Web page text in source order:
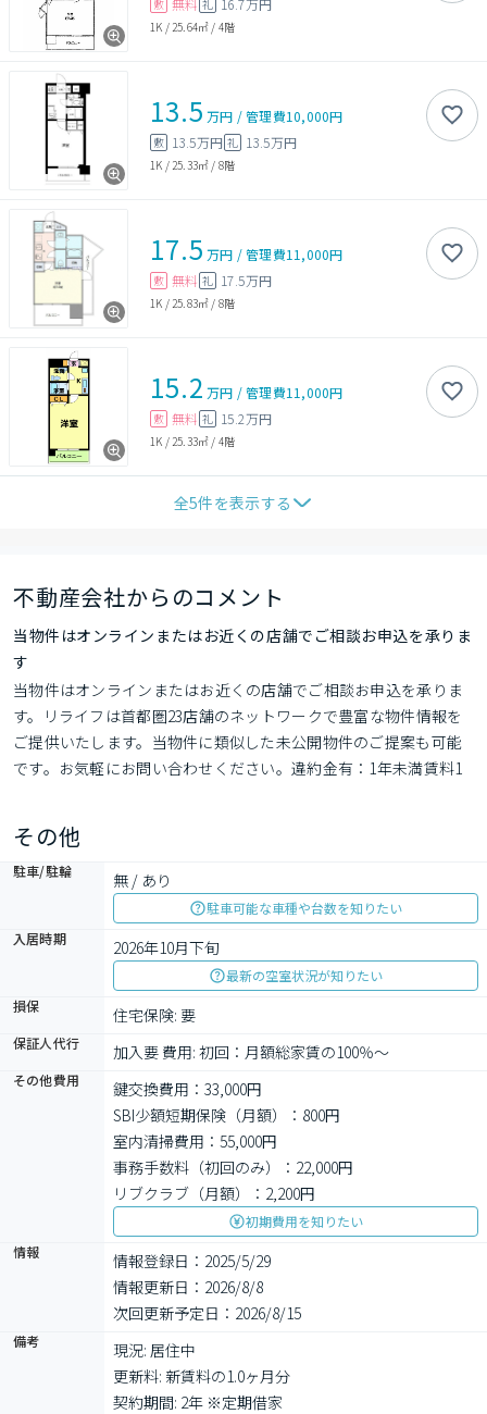
敷 礼
1K / 25.64㎡ / 4階
13.5 万円 /管理費10,000円
敷 13.5万円 礼 13.5万円
1K / 25.33㎡ / 8階
17.5 万円 /管理費11,000円
敷 無料 礼 17.5万円
1K / 25.83㎡ / 8階
15.2 万円 /管理費11,000円
敷 無料 礼 15.2万円
1K / 25.33㎡ / 4階
全5件を表示する
不動産会社からのコメント
当物件はオンラインまたはお近くの店舗でご相談お申込を承りま
す
当物件はオンラインまたはお近くの店舗でご相談お申込を承りま
す。リライフは首都圏23店舗のネットワークで豊富な物件情報を
ご提供いたします。当物件に類似した未公開物件のご提案も可能
です。お気軽にお問い合わせください。違約金有：1年未満賃料1
その他
駐車/駐輪 無 / あり
駐車可能な車種や台数を知りたい
入居時期
2026年10月下旬
最新の空室状況が知りたい
損保
住宅保険: 要
保証人代行 加入要 費用: 初回：月額総家賃の100％～
その他費用
鍵交換費用：33,000円
SBI少額短期保険（月額）：800円
室内清掃費用：55,000円
事務手数料（初回のみ）：22,000円
リブクラブ（月額）：2,200円
初期費用を知りたい
情報
情報登録日：2025/5/29
情報更新日：2026/8/8
次回更新予定日：2026/8/15
備考
現況: 居住中
更新料: 新賃料の1.0ヶ月分
契約期間: 2年 ※定期借家